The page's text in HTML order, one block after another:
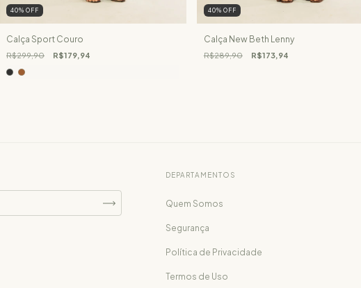
40% OFF
Calça Sport Couro
R$299,90 R$179,94
40% OFF
Calça New Beth Lenny
R$289,90 R$173,94
DEPARTAMENTOS
Quem Somos
Segurança
Política de Privacidade
Termos de Uso